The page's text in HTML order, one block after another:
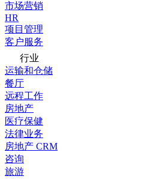
市场营销
HR
项目管理
客户服务
行业
运输和仓储
餐厅
远程工作
房地产
医疗保健
法律业务
房地产 CRM
咨询
旅游